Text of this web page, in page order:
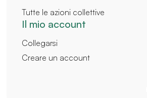
Tutte le azioni collettive
Il mio account
Collegarsi
Creare un account